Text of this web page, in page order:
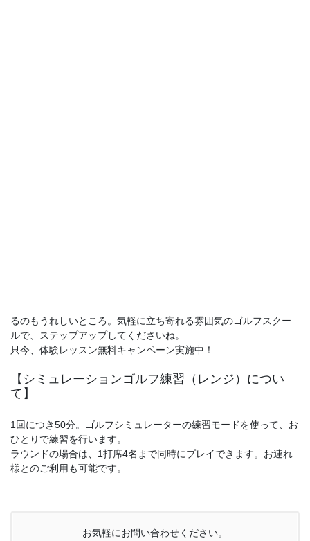
るのもうれしいところ。気軽に立ち寄れる雰囲気のゴルフスクー
ルで、ステップアップしてくださいね。
只今、体験レッスン無料キャンペーン実施中！
【シミュレーションゴルフ練習（レンジ）につい
て】
1回につき50分。ゴルフシミュレーターの練習モードを使って、お
ひとりで練習を行います。
ラウンドの場合は、1打席4名まで同時にプレイできます。お連れ
様とのご利用も可能です。
お気軽にお問い合わせください。